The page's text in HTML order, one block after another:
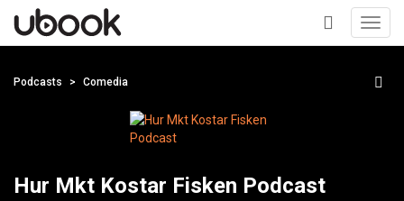
+
Podcasts Comedia
Hur Mkt Kostar Fisken Podcast